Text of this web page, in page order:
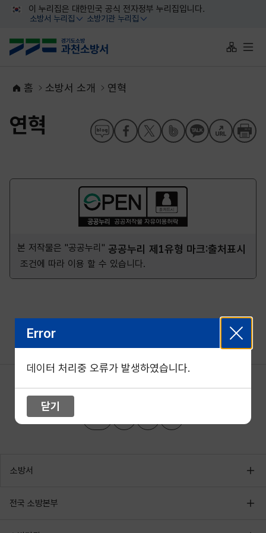
대메뉴 바로가기
본문 바로가기
이 누리집은 대한민국 공식 전자정부 누리집입니다.
소방서 누리집
열기
소방기관 누리집
열기
사이트맵
전체
홈 소방서 소개 연혁
연혁
본 저작물은 "공공누리" 공공누리 제1유형 마크:출처표시
조건에 따라 이용 할 수 있습니다.
소방서
전국 소방본부
Error
데이터 처리중 오류가 발생하였습니다.
닫기